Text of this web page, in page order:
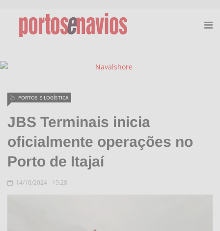
JBS Terminais inicia
oficialmente operações no
Porto de Itajaí
PORTOS E LOGÍSTICA
14/10/2024 - 19:28